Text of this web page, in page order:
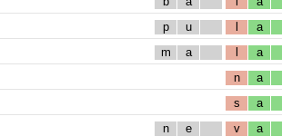
p u l a
m a l a
n a
s a
n e v a